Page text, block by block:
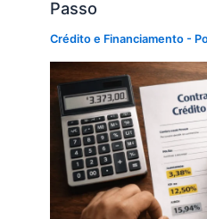
Passo
Crédito e Financiamento -